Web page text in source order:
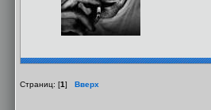
Страниц: [1] Вверх